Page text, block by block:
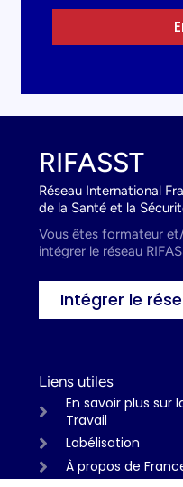
RIFASST
Réseau International
de la Santé et la
Vous êtes formateur
intégrer le réseau
Intégrer le
Liens utiles
En savoir plus sur
Travail
Labélisation
À propos de